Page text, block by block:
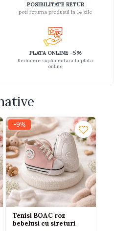
POSIBILITATE RETUR
poti returna produsul in 14 zile
PLATA ONLINE -5%
Reducere suplimentara la plata
online
-9%
Tenisi BOAC roz
bebelusi cu sireturi